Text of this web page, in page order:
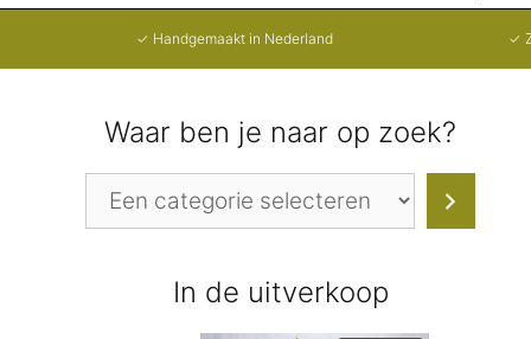
✓ Handgemaakt in Nederland ✓
Waar ben je naar op zoek?
Een
categorie
In de uitverkoop